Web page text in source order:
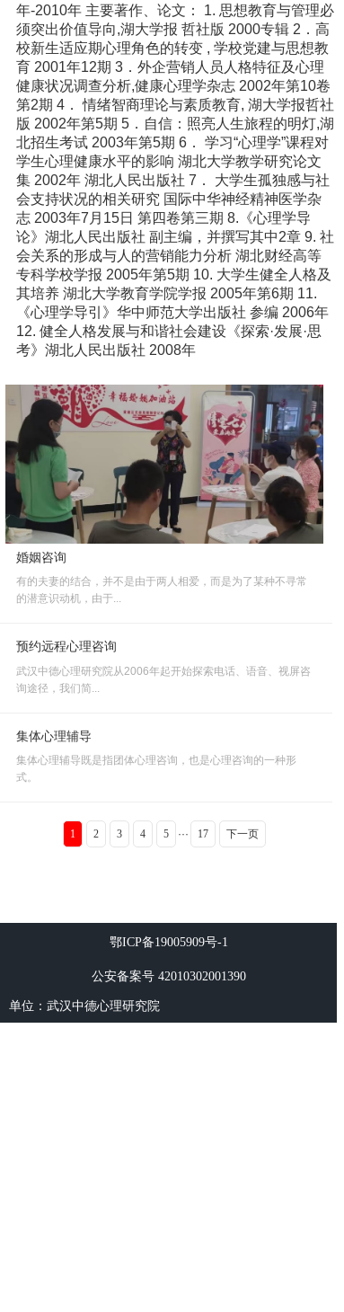
年-2010年 主要著作、论文： 1. 思想教育与管理必
须突出价值导向,湖大学报 哲社版 2000专辑 2．高
校新生适应期心理角色的转变 , 学校党建与思想教
育 2001年12期 3．外企营销人员人格特征及心理
健康状况调查分析,健康心理学杂志 2002年第10卷
第2期 4． 情绪智商理论与素质教育, 湖大学报哲社
版 2002年第5期 5．自信：照亮人生旅程的明灯,湖
北招生考试 2003年第5期 6． 学习“心理学”课程对
学生心理健康水平的影响 湖北大学教学研究论文
集 2002年 湖北人民出版社 7． 大学生孤独感与社
会支持状况的相关研究 国际中华神经精神医学杂
志 2003年7月15日 第四卷第三期 8.《心理学导
论》湖北人民出版社 副主编，并撰写其中2章 9. 社
会关系的形成与人的营销能力分析 湖北财经高等
专科学校学报 2005年第5期 10. 大学生健全人格及
其培养 湖北大学教育学院学报 2005年第6期 11.
《心理学导引》华中师范大学出版社 参编 2006年
12. 健全人格发展与和谐社会建设《探索·发展·思
考》湖北人民出版社 2008年
婚姻咨询
有的夫妻的结合，并不是由于两人相爱，而是为了某种不寻常
的潜意识动机，由于...
预约远程心理咨询
武汉中德心理研究院从2006年起开始探索电话、语音、视屏咨
询途径，我们简...
集体心理辅导
集体心理辅导既是指团体心理咨询，也是心理咨询的一种形
式。
1 2 3 4 5 ··· 17 下一页
单位：武汉中德心理研究院
公安备案号 42010302001390
鄂ICP备19005909号-1